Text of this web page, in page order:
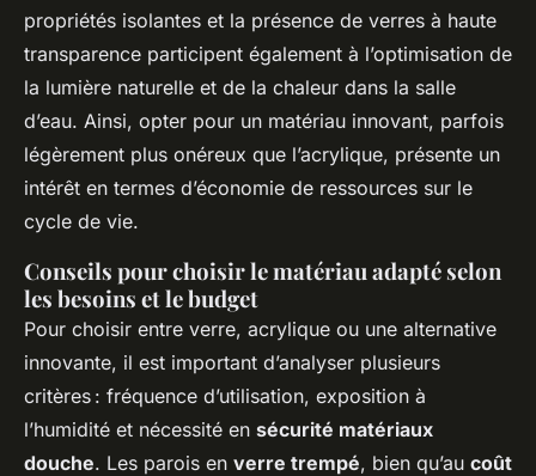
propriétés isolantes et la présence de verres à haute
transparence participent également à l’optimisation de
la lumière naturelle et de la chaleur dans la salle
d’eau. Ainsi, opter pour un matériau innovant, parfois
légèrement plus onéreux que l’acrylique, présente un
intérêt en termes d’économie de ressources sur le
cycle de vie.
Conseils pour choisir le matériau adapté selon
les besoins et le budget
Pour choisir entre verre, acrylique ou une alternative
innovante, il est important d’analyser plusieurs
critères : fréquence d’utilisation, exposition à
l’humidité et nécessité en sécurité matériaux
douche. Les parois en verre trempé, bien qu’au coût